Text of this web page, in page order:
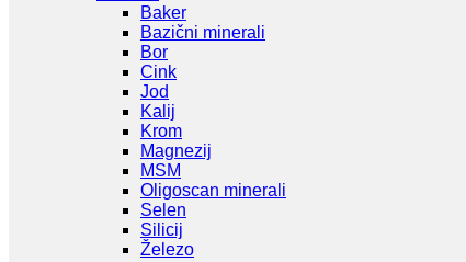
Baker
Bazični minerali
Bor
Cink
Jod
Kalij
Krom
Magnezij
MSM
Oligoscan minerali
Selen
Silicij
Železo